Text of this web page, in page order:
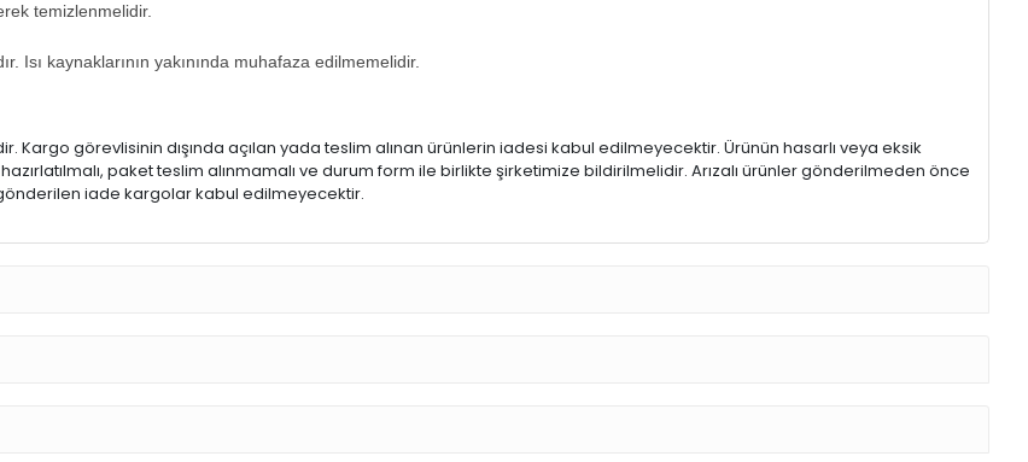
temizlenmelidir.
Isı kaynaklarının yakınında muhafaza edilmemelidir.
Kargo görevlisinin dışında açılan yada teslim alınan ürünlerin iadesi kabul edilmeyecektir. Ürünün hasarlı veya eksik
paket teslim alınmamalı ve durum form ile birlikte şirketimize bildirilmelidir. Arızalı ürünler gönderilmeden önce
iade kargolar kabul edilmeyecektir.